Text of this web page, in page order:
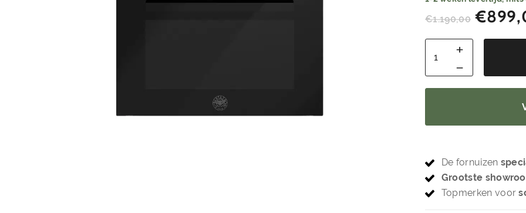
€1.190,00 €
De fornuizen
Grootste
Topmerken voor